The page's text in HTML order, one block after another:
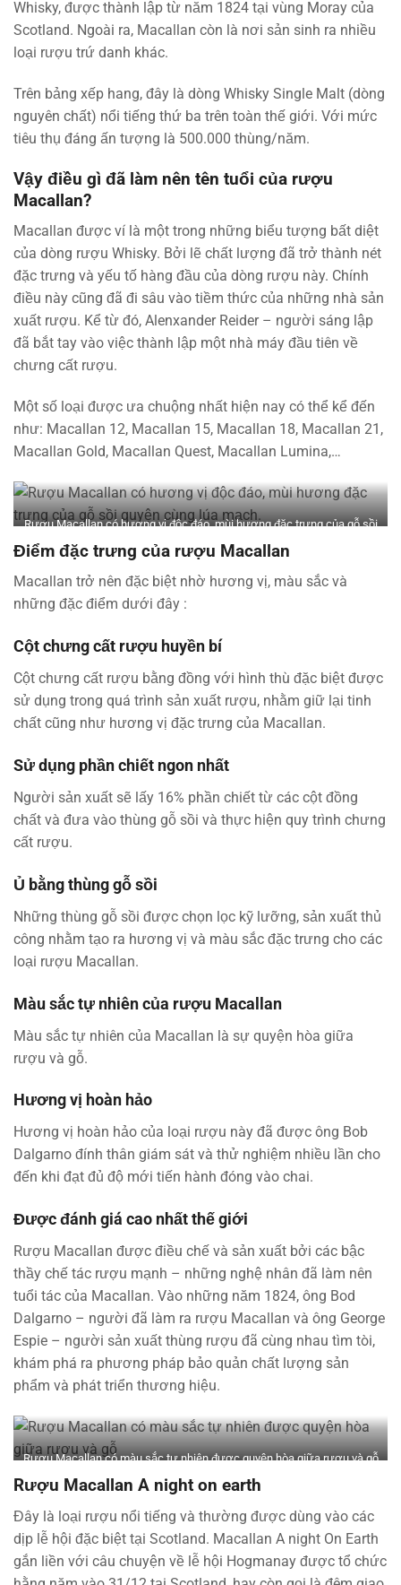
Whisky, được thành lập từ năm 1824 tại vùng Moray của
Scotland. Ngoài ra, Macallan còn là nơi sản sinh ra nhiều
loại rượu trứ danh khác.
Trên bảng xếp hang, đây là dòng Whisky Single Malt (dòng
nguyên chất) nổi tiếng thứ ba trên toàn thế giới. Với mức
tiêu thụ đáng ấn tượng là 500.000 thùng/năm.
Vậy điều gì đã làm nên tên tuổi của rượu
Macallan?
Macallan được ví là một trong những biểu tượng bất diệt
của dòng rượu Whisky. Bởi lẽ chất lượng đã trở thành nét
đặc trưng và yếu tố hàng đầu của dòng rượu này. Chính
điều này cũng đã đi sâu vào tiềm thức của những nhà sản
xuất rượu. Kể từ đó, Alenxander Reider – người sáng lập
đã bắt tay vào việc thành lập một nhà máy đầu tiên về
chưng cất rượu.
Một số loại được ưa chuộng nhất hiện nay có thể kể đến
như: Macallan 12, Macallan 15, Macallan 18, Macallan 21,
Macallan Gold, Macallan Quest, Macallan Lumina,…
Rượu Macallan có hương vị độc đáo, mùi hương đặc trưng của gỗ sồi
quyện cùng lúa mạch.
Điểm đặc trưng của rượu Macallan
Macallan trở nên đặc biệt nhờ hương vị, màu sắc và
những đặc điểm dưới đây :
Cột chưng cất rượu huyền bí
Cột chưng cất rượu bằng đồng với hình thù đặc biệt được
sử dụng trong quá trình sản xuất rượu, nhằm giữ lại tinh
chất cũng như hương vị đặc trưng của Macallan.
Sử dụng phần chiết ngon nhất
Người sản xuất sẽ lấy 16% phần chiết từ các cột đồng
chất và đưa vào thùng gỗ sồi và thực hiện quy trình chưng
cất rượu.
Ủ bằng thùng gỗ sồi
Những thùng gỗ sồi được chọn lọc kỹ lưỡng, sản xuất thủ
công nhằm tạo ra hương vị và màu sắc đặc trưng cho các
loại rượu Macallan.
Màu sắc tự nhiên của rượu Macallan
Màu sắc tự nhiên của Macallan là sự quyện hòa giữa
rượu và gỗ.
Hương vị hoàn hảo
Hương vị hoàn hảo của loại rượu này đã được ông Bob
Dalgarno đính thân giám sát và thử nghiệm nhiều lần cho
đến khi đạt đủ độ mới tiến hành đóng vào chai.
Được đánh giá cao nhất thế giới
Rượu Macallan được điều chế và sản xuất bởi các bậc
thầy chế tác rượu mạnh – những nghệ nhân đã làm nên
tuổi tác của Macallan. Vào những năm 1824, ông Bod
Dalgarno – người đã làm ra rượu Macallan và ông George
Espie – người sản xuất thùng rượu đã cùng nhau tìm tòi,
khám phá ra phương pháp bảo quản chất lượng sản
phẩm và phát triển thương hiệu.
Rượu Macallan có màu sắc tự nhiên được quyện hòa giữa rượu và gỗ
Rượu Macallan A night on earth
Đây là loại rượu nổi tiếng và thường được dùng vào các
dịp lễ hội đặc biệt tại Scotland. Macallan A night On Earth
gắn liền với câu chuyện về lễ hội Hogmanay được tổ chức